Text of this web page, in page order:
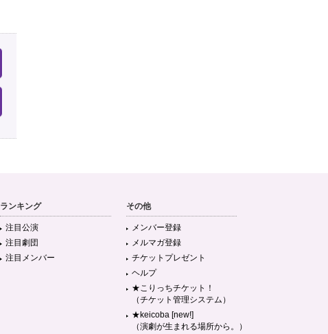
ランキング
注目公演
注目劇団
注目メンバー
その他
メンバー登録
メルマガ登録
チケットプレゼント
ヘルプ
★こりっちチケット！
（チケット管理システム）
★keicoba [new!]
（演劇が生まれる場所から。）